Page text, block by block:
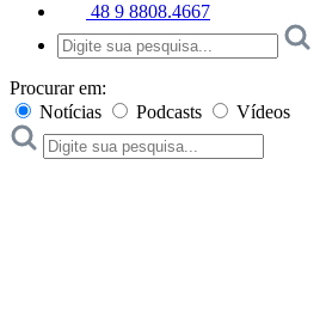
48 9 8808.4667
Procurar em:
Notícias
Podcasts Vídeos